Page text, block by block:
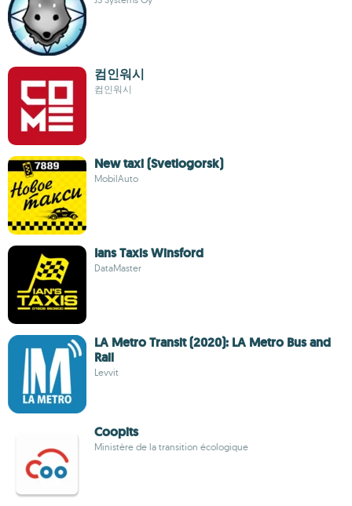
컴인워시
컴인워시
New taxi (Svetlogorsk)
MobilAuto
Ians Taxis Winsford
DataMaster
LA Metro Transit (2020): LA Metro Bus and
Rail
Levvit
Coopits
Ministère de la transition écologique